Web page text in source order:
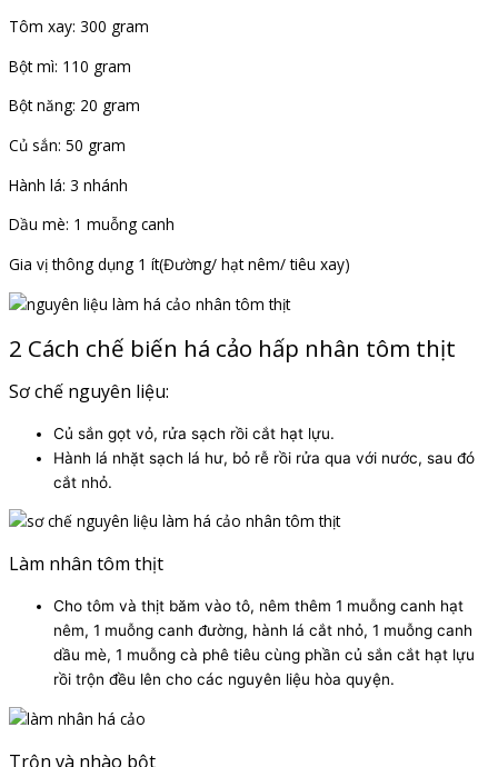
Tôm xay: 300 gram
Bột mì: 110 gram
Bột năng: 20 gram
Củ sắn: 50 gram
Hành lá: 3 nhánh
Dầu mè: 1 muỗng canh
Gia vị thông dụng 1 ít(Đường/ hạt nêm/ tiêu xay)
2 Cách chế biến há cảo hấp nhân tôm thịt
Sơ chế nguyên liệu:
Củ sắn gọt vỏ, rửa sạch rồi cắt hạt lựu.
Hành lá nhặt sạch lá hư, bỏ rễ rồi rửa qua với nước, sau đó
cắt nhỏ.
Làm nhân tôm thịt
Cho tôm và thịt băm vào tô, nêm thêm 1 muỗng canh hạt
nêm, 1 muỗng canh đường, hành lá cắt nhỏ, 1 muỗng canh
dầu mè, 1 muỗng cà phê tiêu cùng phần củ sắn cắt hạt lựu
rồi trộn đều lên cho các nguyên liệu hòa quyện.
Trộn và nhào bột